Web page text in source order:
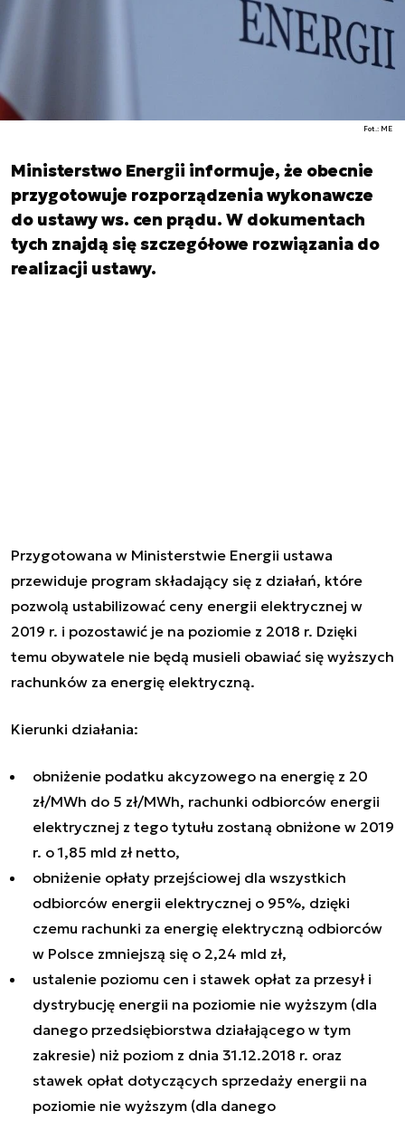
Fot.: ME
Ministerstwo Energii informuje, że obecnie
przygotowuje rozporządzenia wykonawcze
do ustawy ws. cen prądu. W dokumentach
tych znajdą się szczegółowe rozwiązania do
realizacji ustawy.
Przygotowana w Ministerstwie Energii ustawa
przewiduje program składający się z działań, które
pozwolą ustabilizować ceny energii elektrycznej w
2019 r. i pozostawić je na poziomie z 2018 r. Dzięki
temu obywatele nie będą musieli obawiać się wyższych
rachunków za energię elektryczną.
Kierunki działania:
obniżenie podatku akcyzowego na energię z 20
zł/MWh do 5 zł/MWh, rachunki odbiorców energii
elektrycznej z tego tytułu zostaną obniżone w 2019
r. o 1,85 mld zł netto,
obniżenie opłaty przejściowej dla wszystkich
odbiorców energii elektrycznej o 95%, dzięki
czemu rachunki za energię elektryczną odbiorców
w Polsce zmniejszą się o 2,24 mld zł,
ustalenie poziomu cen i stawek opłat za przesył i
dystrybucję energii na poziomie nie wyższym (dla
danego przedsiębiorstwa działającego w tym
zakresie) niż poziom z dnia 31.12.2018 r. oraz
stawek opłat dotyczących sprzedaży energii na
poziomie nie wyższym (dla danego